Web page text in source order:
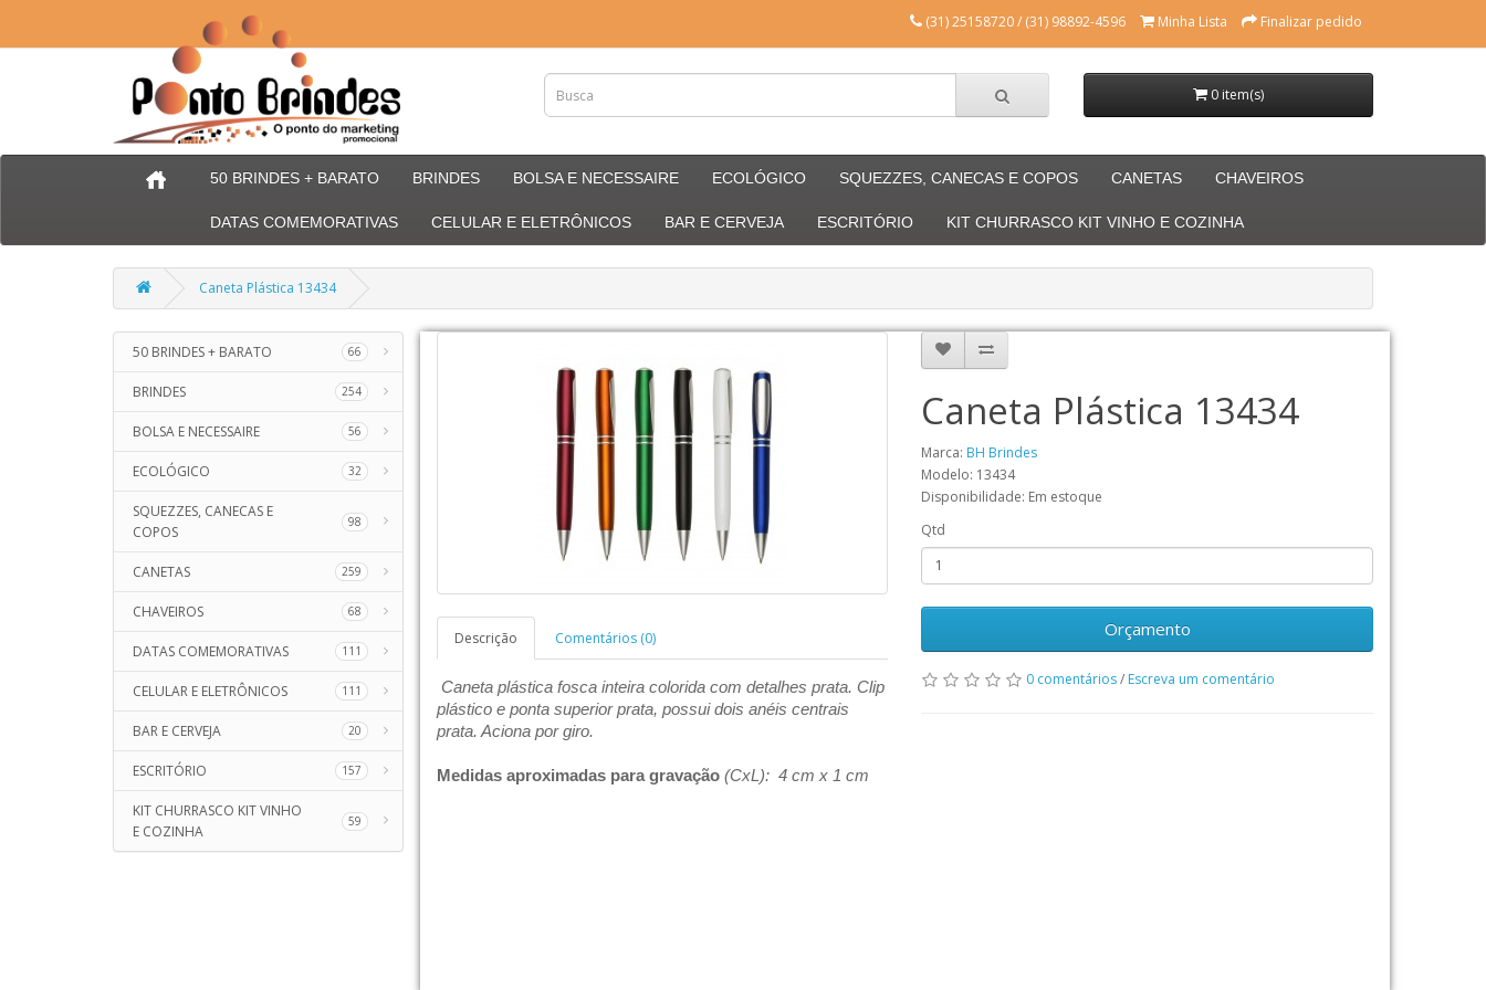
(31) 25158720 / (31) 98892-4596 Minha Lista Finalizar pedido
0 item(s)
50 BRINDES + BARATO BRINDES BOLSA E NECESSAIRE ECOLÓGICO SQUEZZES, CANECAS E COPOS CANETAS CHAVEIROS
DATAS COMEMORATIVAS CELULAR E ELETRÔNICOS BAR E CERVEJA ESCRITÓRIO KIT CHURRASCO KIT VINHO E COZINHA
Caneta Plástica 13434
50 BRINDES + BARATO 66
BRINDES 254
BOLSA E NECESSAIRE 56
ECOLÓGICO 32
SQUEZZES, CANECAS E
COPOS
98
CANETAS 259
CHAVEIROS 68
DATAS COMEMORATIVAS 111
CELULAR E ELETRÔNICOS 111
BAR E CERVEJA 20
ESCRITÓRIO 157
KIT CHURRASCO KIT VINHO
E COZINHA
59
Descrição Comentários (0)
Caneta plástica fosca inteira colorida com detalhes prata. Clip
plástico e ponta superior prata, possui dois anéis centrais
prata. Aciona por giro.
Medidas aproximadas para gravação(CxL): 4 cm x 1 cm
Caneta Plástica 13434
Marca: BH Brindes
Modelo: 13434
Disponibilidade: Em estoque
Qtd
Orçamento
0 comentários/ Escreva um comentário